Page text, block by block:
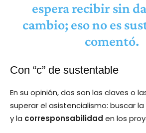
espera recibir sin
cambio; esono es
comentó.
Con “c” de sustentable
En su opinión, dos son las claves o
superar el asistencialismo: buscar la
y la corresponsabilidad en los